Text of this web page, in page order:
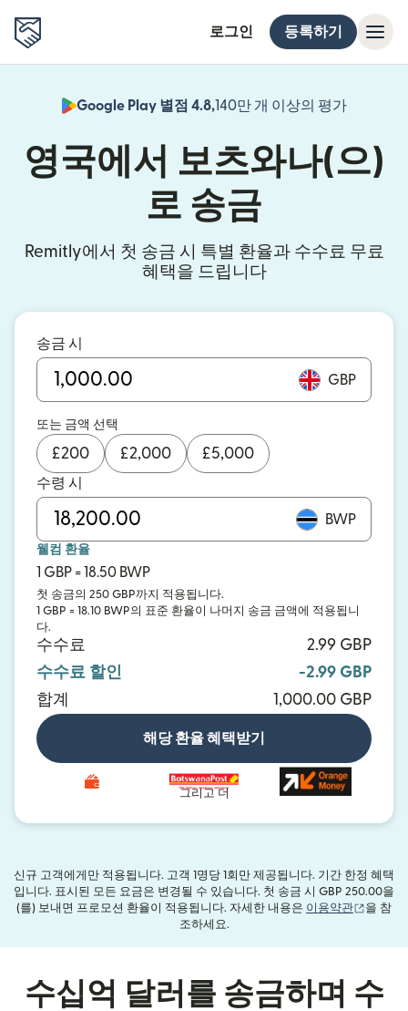
로그인 등록하기
Google Play 별점 4.8,140만 개 이상의 평가
영국에서 보츠와나(으)
로 송금
Remitly에서 첫 송금 시 특별 환율과 수수료 무료
혜택을 드립니다
송금 시
GBP
또는 금액 선택
£200 £2,000 £5,000
수령 시
BWP
웰컴 환율
1 GBP = 18.50 BWP
첫 송금의 250 GBP까지 적용됩니다.
1 GBP = 18.10 BWP의 표준 환율이 나머지 송금 금액에 적용됩니
다.
수수료
2.99 GBP
수수료 할인
-2.99 GBP
합계
1,000.00 GBP
해당 환율 혜택받기
그리고 더
신규 고객에게만 적용됩니다. 고객 1명당 1회만 제공됩니다. 기간 한정 혜택
입니다. 표시된 모든 요금은 변경될 수 있습니다. 첫 송금 시 GBP 250.00을
(를) 보내면 프로모션 환율이 적용됩니다. 자세한 내용은 이용약관 (새 창
을 참
조하세요.
수십억 달러를 송금하며 수